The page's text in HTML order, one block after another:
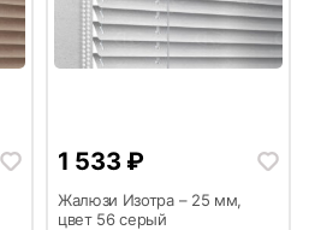
1 533 ₽
Жалюзи Изотра – 25 мм,
цвет 56 серый